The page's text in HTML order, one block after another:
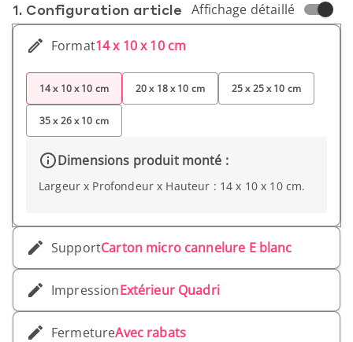
1. Conf­iguration article Affichage détaillé
Format14 x 10 x 10 cm
14 x 10 x 10 cm 20 x 18 x 10 cm 25 x 25 x 10 cm
35 x 26 x 10 cm
Dimensions produit monté :
Largeur x Profondeur x Hauteur : 14 x 10 x 10 cm.
SupportCarton micro cannelure E blanc
ImpressionExtérieur Quadri
FermetureAvec rabats